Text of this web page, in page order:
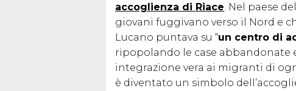
accoglienza di Riace . Nel paese
giovani fuggivano verso il Nord e
Lucano puntava su “un centro di
ripopolando le case abbandonate
integrazione vera ai migranti di
è diventato un simbolo